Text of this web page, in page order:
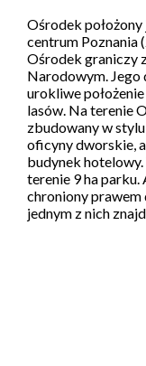
Ośrodek
centrum Poznania
Ośrodek graniczy
Narodowym. Jego
urokliwe
lasów. Na terenie
zbudowany w
oficyny dworskie,
budynek
terenie 9 ha
chroniony prawem
jednym z nich